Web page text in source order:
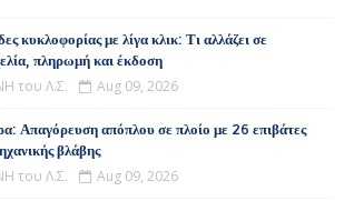
κυκλοφορίας με λίγα κλικ: Τι αλλάζει σε
πληρωμή και έκδοση
του Λ.Σ. Aug 09, 2026
Απαγόρευση απόπλου σε πλοίο με 26 επιβάτες
βλάβης
του Λ.Σ. Aug 09, 2026